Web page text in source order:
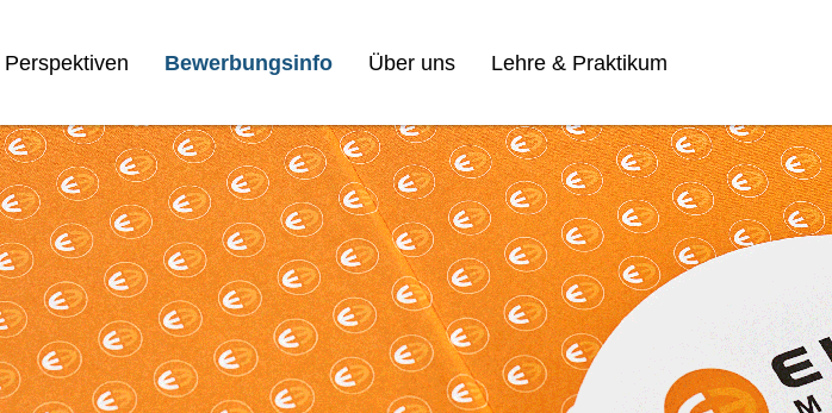
Perspektiven Bewerbungsinfo Über uns Lehre & Praktikum